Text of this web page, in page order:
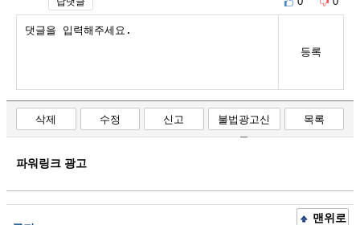
등록
삭제 수정 신고
불법광고신
고
목록
파워링크 광고
맨위로